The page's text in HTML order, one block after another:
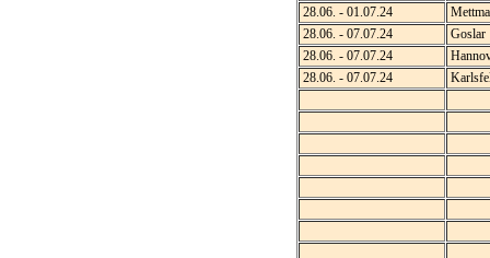
28.06. - 01.07.24
28.06. - 07.07.24
Goslar
28.06. - 07.07.24
28.06. - 07.07.24